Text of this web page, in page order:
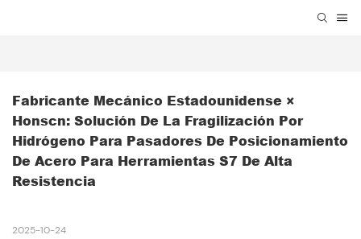
Fabricante Mecánico Estadounidense ×
Honscn: Solución De La Fragilización Por
Hidrógeno Para Pasadores De Posicionamiento
De Acero Para Herramientas S7 De Alta
Resistencia
2025-10-24